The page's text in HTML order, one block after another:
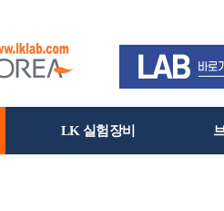
LK 실험장비